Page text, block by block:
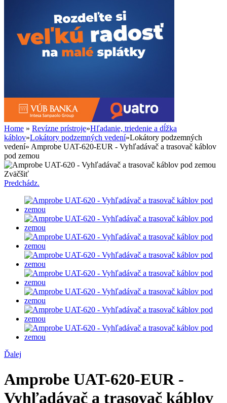
Home » Revízne prístroje»Hľadanie, triedenie a dĺžka
káblov»Lokátory podzemných vedení»Lokátory podzemných
vedení» Amprobe UAT-620-EUR - Vyhľadávač a trasovač káblov
pod zemou
Zväčšiť
Predchádz.
Ďalej
Amprobe UAT-620-EUR -
Vyhľadávač a trasovač káblov